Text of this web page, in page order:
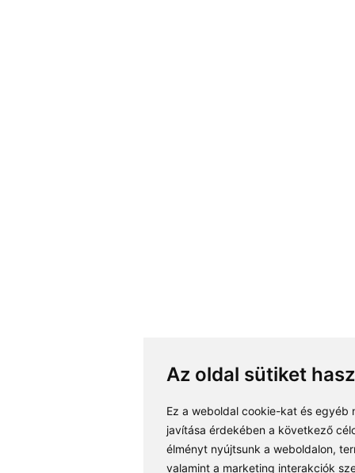
Az oldal sütiket
Ez a weboldal cookie-kat és egyéb
javítása érdekében a következő
élményt nyújtsunk a weboldalon,
valamint a marketing interakciók